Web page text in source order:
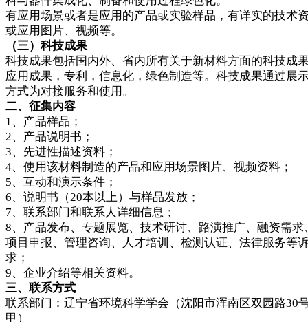
有应用场景或者是应用的产品或实验样品，有详实的技术
或应用图片、视频等。
（三）科技成果
科技成果包括国内外、省内所有关于新材料方面的科技成
应用成果，专利，信息化，绿色制造等。科技成果通过展
方式为对接服务和使用。
二、征集内容
1、产品样品；
2、产品说明书；
3、先进性描述资料；
4、使用该材料制造的产品和应用场景图片、视频资料；
5、互动和演示条件；
6、说明书（20本以上）与样品发放；
7、联系部门和联系人详细信息；
8、产品发布、专题展览、技术研讨、路演推广、融资需求
项目申报、管理咨询、人才培训、检测认证、法律服务等
求；
9、企业介绍等相关资料。
三、联系方式
联系部门：辽宁省环境科学学会（沈阳市浑南区双园路30
甲）